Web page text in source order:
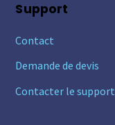
Support
Contact
Demande de devis
Contacter le support